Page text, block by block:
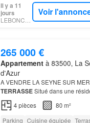
Il y a 11
jours
Voir
265 000 €
Appartementà 83500, La
d'Azur
A VENDRE LA SEYNE SUR
TERRASSESitué dans une
découvrez ce Cetappartement
ouver…
4pièces
80 m²
Parking Cuisine équipée